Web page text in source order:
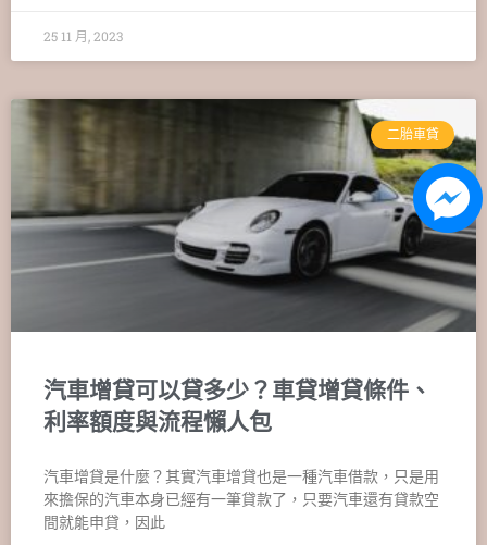
25 11 月, 2023
二胎車貸
汽車增貸可以貸多少？車貸增貸條件、
利率額度與流程懶人包
汽車增貸是什麼？其實汽車增貸也是一種汽車借款，只是用
來擔保的汽車本身已經有一筆貸款了，只要汽車還有貸款空
間就能申貸，因此